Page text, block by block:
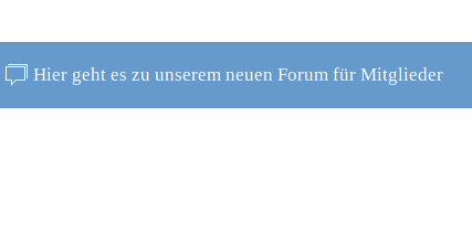
Hier geht es zu unserem neuen Forum für Mitglieder